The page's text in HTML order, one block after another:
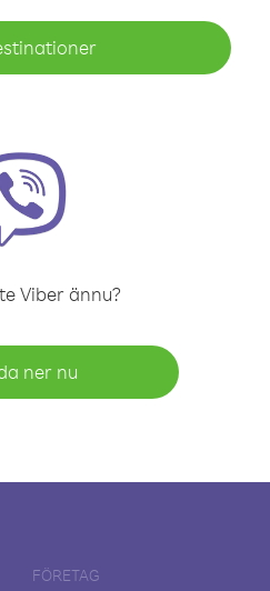
Viber ännu?
ner nu
FÖRETAG